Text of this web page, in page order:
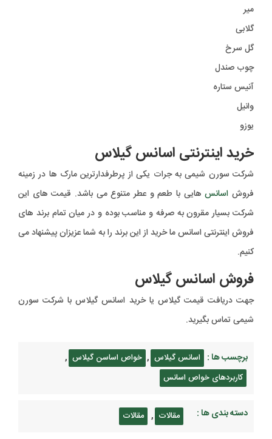
میر
گلابی
گل سرخ
چوب صندل
آنیس ستاره
وانیل
یوزو
خرید اینترنتی اسانس گیلاس
شرکت سورن شیمی به جرات یکی از پرطرفدارترین مارک ها در زمینه
فروش اسانسهایی با طعم و عطر متنوع می باشد. قیمت های این
شرکت بسیار مقرون به صرفه و مناسب بوده و در میان تمام برند های
فروش اینترنتی اسانس ما خرید از این برند را به شما عزیزان پیشنهاد می
کنیم.
فروش اسانس گیلاس
جهت دریافت قیمت گیلاس یا خرید اسانس گیلاس با شرکت سورن
شیمی تماس بگیرید.
برچسب ها : اسانس گیلاس , خواص اساسن گیلاس ,
کاربردهای خواص اسانس
دسته بندی ها : مقالات , مقالات